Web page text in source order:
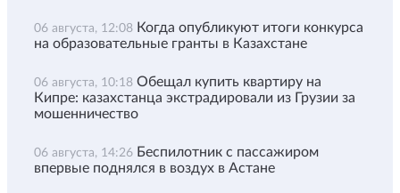
06 августа, 12:08 Когда опубликуют итоги конкурса
на образовательные гранты в Казахстане
06 августа, 10:18 Обещал купить квартиру на
Кипре: казахстанца экстрадировали из Грузии за
мошенничество
06 августа, 14:26 Беспилотник с пассажиром
впервые поднялся в воздух в Астане